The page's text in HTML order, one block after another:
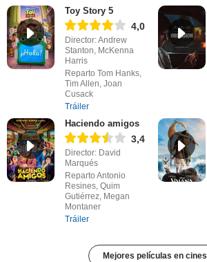
Toy Story 5
4,0
Director: Andrew
Stanton, McKenna
Harris
Reparto Tom Hanks,
Tim Allen, Joan
Cusack
Tráiler
Haciendo amigos
3,4
Director: David
Marqués
Reparto Antonio
Resines, Quim
Gutiérrez, Megan
Montaner
Tráiler
Mejores películas en cines